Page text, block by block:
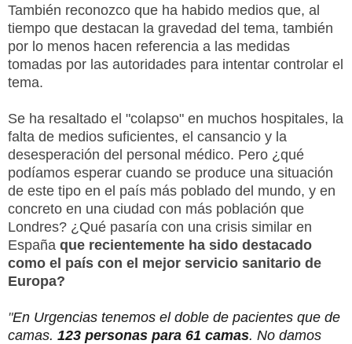
También reconozco que ha habido medios que, al
tiempo que destacan la gravedad del tema, también
por lo menos hacen referencia a las medidas
tomadas por las autoridades para intentar controlar el
tema.
Se ha resaltado el "colapso" en muchos hospitales, la
falta de medios suficientes, el cansancio y la
desesperación del personal médico. Pero ¿qué
podíamos esperar cuando se produce una situación
de este tipo en el país más poblado del mundo, y en
concreto en una ciudad con más población que
Londres? ¿Qué pasaría con una crisis similar en
España que recientemente ha sido destacado
como el país con el mejor servicio sanitario de
Europa?
"En Urgencias tenemos el doble de pacientes que de
camas. 123 personas para 61 camas. No damos